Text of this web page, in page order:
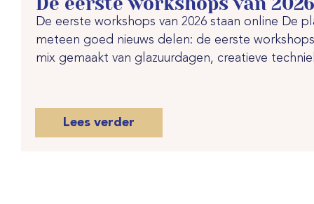
De eerste workshops van 2026 staan online De
meteen goed nieuws delen: de eerste
mix gemaakt van glazuurdagen, creatieve
Lees verder